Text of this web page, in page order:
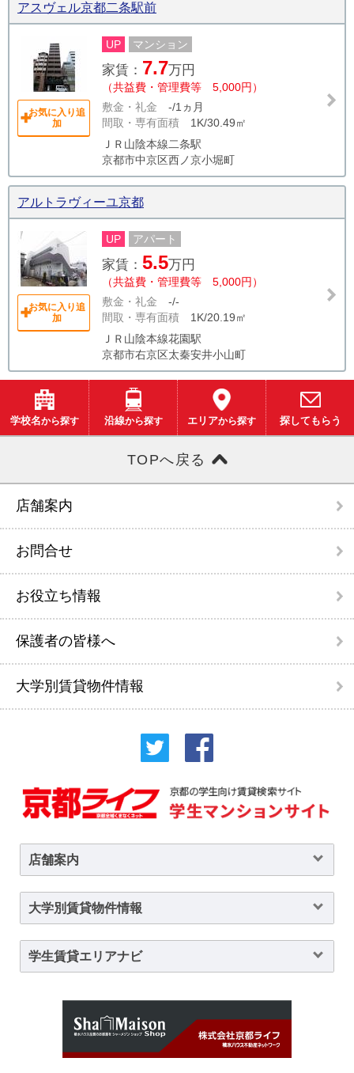
アスヴェル京都二条駅前
お気に入り追
加
UP マンション
家賃： 7.7万円
（共益費・管理費等 5,000円）
敷金・礼金 -/1ヵ月
間取・専有面積 1K/30.49㎡
ＪＲ山陰本線二条駅
京都市中京区西ノ京小堀町
アルトラヴィーユ京都
お気に入り追
加
UP アパート
家賃： 5.5万円
（共益費・管理費等 5,000円）
敷金・礼金 -/-
間取・専有面積 1K/20.19㎡
ＪＲ山陰本線花園駅
京都市右京区太秦安井小山町
学校名から探す 沿線から探す エリアから探す 探してもらう
TOPへ戻る
店舗案内
お問合せ
お役立ち情報
保護者の皆様へ
大学別賃貸物件情報
店舗案内
大学別賃貸物件情報
学生賃貸エリアナビ